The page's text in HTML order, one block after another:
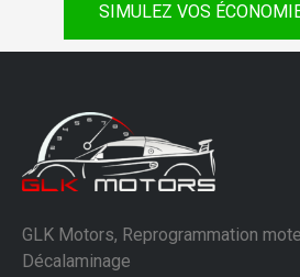
SIMULEZ VOS
GLK Motors, Reprogrammation
Décalaminage